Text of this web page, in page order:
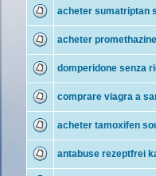
acheter sumatriptan
acheter
domperidone senza
comprare viagra a
acheter tamoxifen
antabuse rezeptfrei